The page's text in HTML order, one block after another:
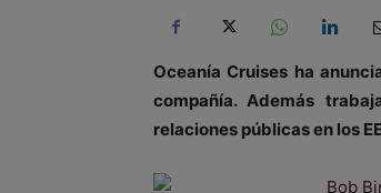
Oceanía Cruises ha
compañía. Además
relaciones públicas en los